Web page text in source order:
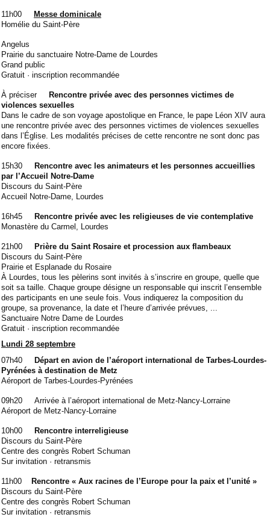
11h00
Messe dominicale
Homélie du Saint-Père
Angelus
Prairie du sanctuaire Notre-Dame de Lourdes
Grand public
Gratuit · inscription recommandée
À préciser
Rencontre privée avec des personnes victimes de
violences sexuelles
Dans le cadre de son voyage apostolique en France, le pape Léon XIV aura
une rencontre privée avec des personnes victimes de violences sexuelles
dans l’Église. Les modalités précises de cette rencontre ne sont donc pas
encore fixées.
15h30
Rencontre avec les animateurs et les personnes accueillies
par l’Accueil Notre-Dame
Discours du Saint-Père
Accueil Notre-Dame, Lourdes
16h45
Rencontre privée avec les religieuses de vie contemplative
Monastère du Carmel, Lourdes
21h00 Prière du Saint Rosaire et procession aux flambeaux
Discours du Saint-Père
Prairie et Esplanade du Rosaire
À Lourdes, tous les pèlerins sont invités à s’inscrire en groupe, quelle que
soit sa taille. Chaque groupe désigne un responsable qui inscrit l’ensemble
des participants en une seule fois. Vous indiquerez la composition du
groupe, sa provenance, la date et l’heure d’arrivée prévues, ...
Sanctuaire Notre Dame de Lourdes
Gratuit · inscription recommandée
Lundi 28 septembre
07h40 Départ en avion de l’aéroport international de Tarbes-Lourdes-
Pyrénées à destination de Metz
Aéroport de Tarbes-Lourdes-Pyrénées
09h20 Arrivée à l’aéroport international de Metz-Nancy-Lorraine
Aéroport de Metz-Nancy-Lorraine
10h00 Rencontre interreligieuse
Discours du Saint-Père
Centre des congrès Robert Schuman
Sur invitation · retransmis
11h00 Rencontre « Aux racines de l’Europe pour la paix et l’unité »
Discours du Saint-Père
Centre des congrès Robert Schuman
Sur invitation · retransmis